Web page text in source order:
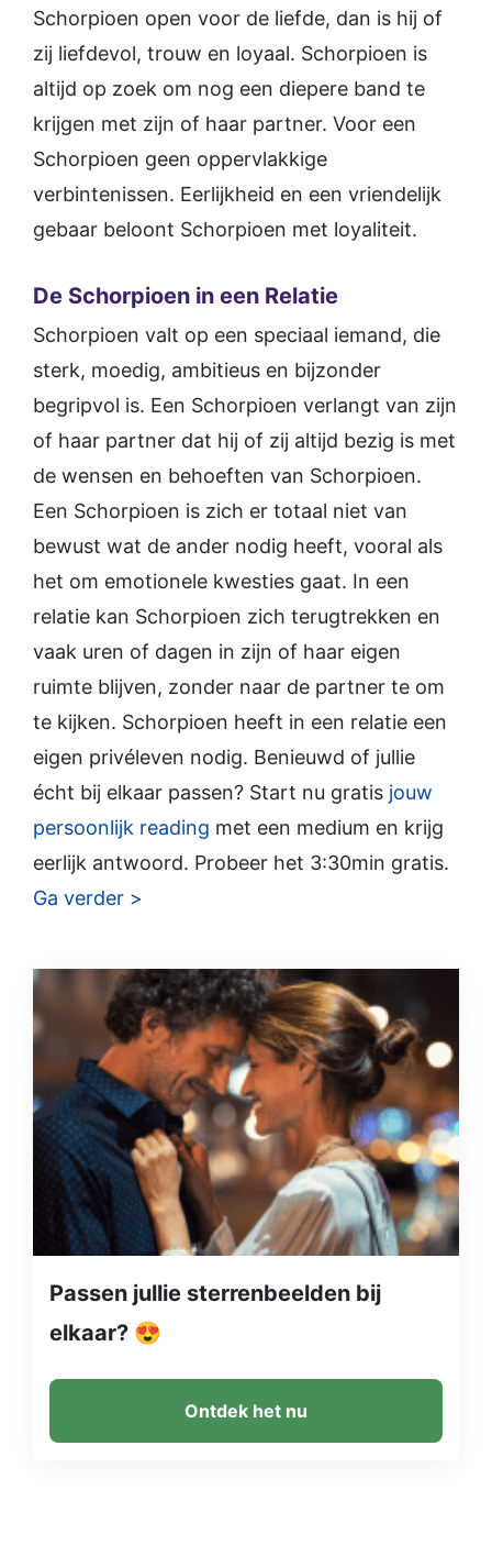
Schorpioen open voor de liefde, dan is hij of
zij liefdevol, trouw en loyaal. Schorpioen is
altijd op zoek om nog een diepere band te
krijgen met zijn of haar partner. Voor een
Schorpioen geen oppervlakkige
verbintenissen. Eerlijkheid en een vriendelijk
gebaar beloont Schorpioen met loyaliteit.
De Schorpioen in een Relatie
Schorpioen valt op een speciaal iemand, die
sterk, moedig, ambitieus en bijzonder
begripvol is. Een Schorpioen verlangt van zijn
of haar partner dat hij of zij altijd bezig is met
de wensen en behoeften van Schorpioen.
Een Schorpioen is zich er totaal niet van
bewust wat de ander nodig heeft, vooral als
het om emotionele kwesties gaat. In een
relatie kan Schorpioen zich terugtrekken en
vaak uren of dagen in zijn of haar eigen
ruimte blijven, zonder naar de partner te om
te kijken. Schorpioen heeft in een relatie een
eigen privéleven nodig. Benieuwd of jullie
écht bij elkaar passen? Start nu gratis jouw
persoonlijk reading met een medium en krijg
eerlijk antwoord. Probeer het 3:30min gratis.
Ga verder >
Passen jullie sterrenbeelden bij
elkaar? 😍
Ontdek het nu